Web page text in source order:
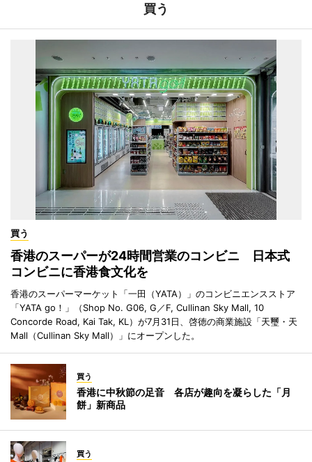
買う
買う
香港のスーパーが24時間営業のコンビニ 日本式
コンビニに香港食文化を
香港のスーパーマーケット「一田（YATA）」のコンビニエンスストア
「YATA go！」（Shop No. G06, G／F, Cullinan Sky Mall, 10
Concorde Road, Kai Tak, KL）が7月31日、啓徳の商業施設「天璽・天
Mall（Cullinan Sky Mall）」にオープンした。
買う
香港に中秋節の足音 各店が趣向を凝らした「月
餅」新商品
買う